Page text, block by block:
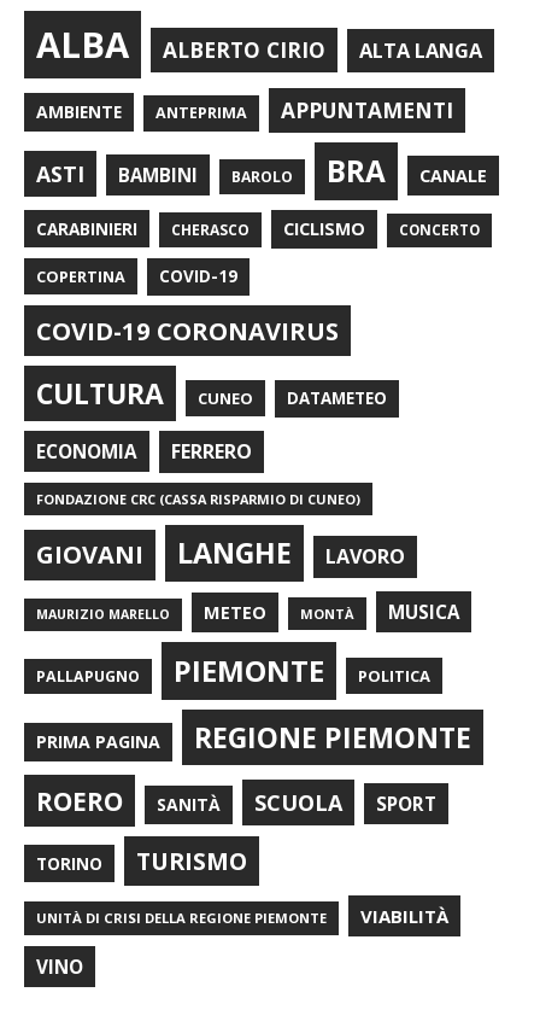
ALBA ALBERTO CIRIO ALTA LANGA
AMBIENTE ANTEPRIMA APPUNTAMENTI
ASTI BAMBINI BAROLO BRA CANALE
CARABINIERI CHERASCO CICLISMO CONCERTO
COPERTINA COVID-19
COVID-19 CORONAVIRUS
CULTURA CUNEO DATAMETEO
ECONOMIA FERRERO
FONDAZIONE CRC (CASSA RISPARMIO DI CUNEO)
GIOVANI LANGHE LAVORO
MAURIZIO MARELLO METEO MONTÀ MUSICA
PALLAPUGNO PIEMONTE POLITICA
PRIMA PAGINA REGIONE PIEMONTE
ROERO SANITÀ SCUOLA SPORT
TORINO TURISMO
UNITÀ DI CRISI DELLA REGIONE PIEMONTE VIABILITÀ
VINO